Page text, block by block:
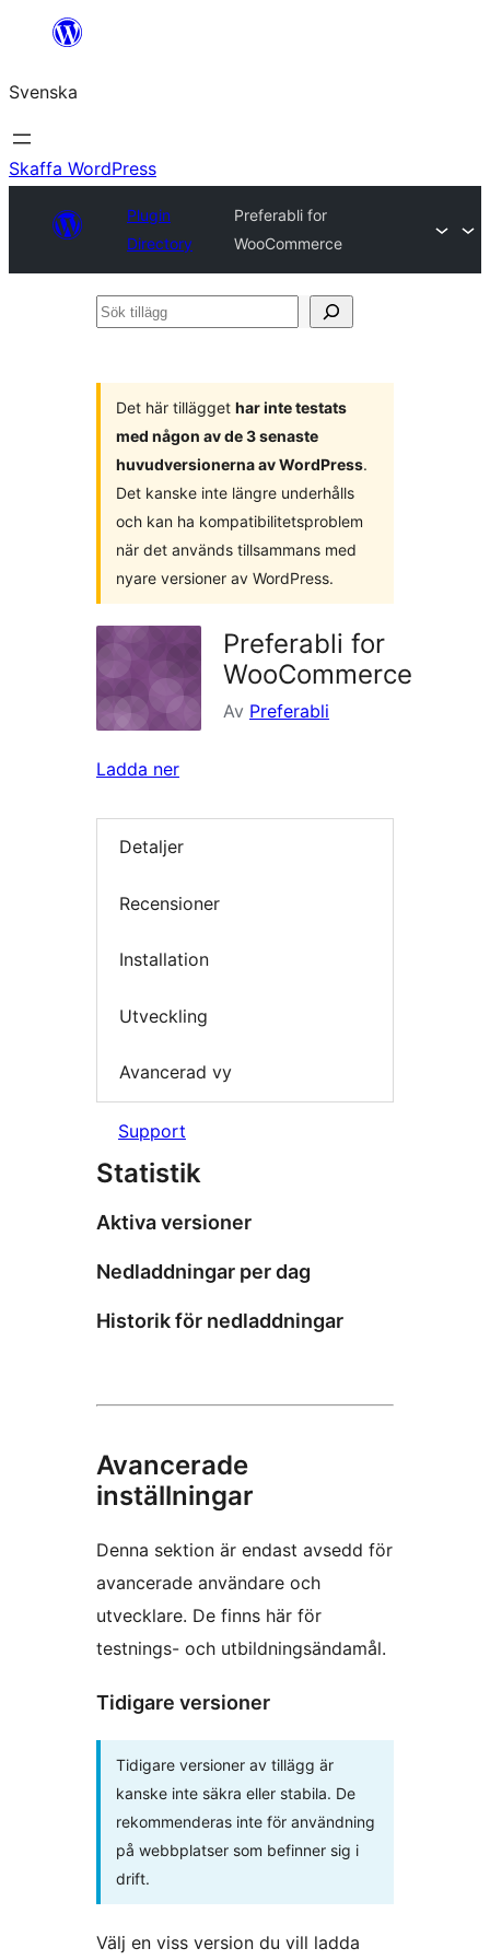
Hoppa
innehåll
Svenska
Skaffa WordPress
Plugin
Directory
Preferabli for
WooCommerce
Sök
Det här tillägget har inte testats
med någon av de 3 senaste
huvudversionerna av WordPress.
Det kanske inte längre underhålls
och kan ha kompatibilitetsproblem
när det används tillsammans med
nyare versioner av WordPress.
Preferabli for
WooCommerce
Av Preferabli
Ladda ner
Detaljer
Recensioner
Installation
Utveckling
Avancerad vy
Support
Statistik
Aktiva versioner
Nedladdningar per dag
Historik för nedladdningar
Avancerade
inställningar
Denna sektion är endast avsedd för
avancerade användare och
utvecklare. De finns här för
testnings- och utbildningsändamål.
Tidigare versioner
Tidigare versioner av tillägg är
kanske inte säkra eller stabila. De
rekommenderas inte för användning
på webbplatser som befinner sig i
drift.
Välj en viss version du vill ladda